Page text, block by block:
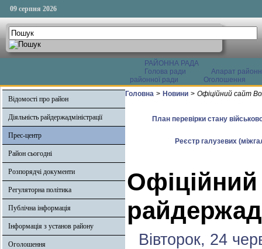
09 серпня 2026
РАЙОННА РАДА
Голова ради
Апарат
районної ради
Оголошення
Відомості про район
Діяльність райдержадміністрації
Прес-центр
Район сьогодні
Розпорядчі документи
Регуляторна політика
Публічна інформація
Інформація з установ району
Оголошення
Головна > Новини > Офіційний сайт
План перевірки стану
Реєстр галузевих
Вівторок, 24